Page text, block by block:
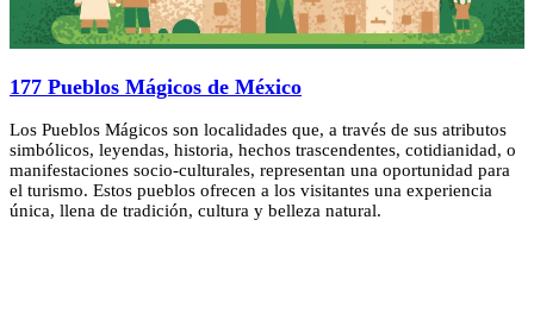
177 Pueblos Mágicos de México
Los Pueblos Mágicos son localidades que, a través de sus atributos
simbólicos, leyendas, historia, hechos trascendentes, cotidianidad, o
manifestaciones socio-culturales, representan una oportunidad para
el turismo. Estos pueblos ofrecen a los visitantes una experiencia
única, llena de tradición, cultura y belleza natural.